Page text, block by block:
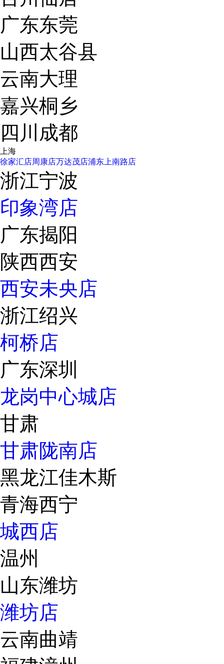
广东东莞
山西太谷县
云南大理
嘉兴桐乡
四川成都
上海
徐家汇店周康店万达茂店浦东上南路店
浙江宁波
印象湾店
广东揭阳
陕西西安
西安未央店
浙江绍兴
柯桥店
广东深圳
龙岗中心城店
甘肃
甘肃陇南店
黑龙江佳木斯
青海西宁
城西店
温州
山东潍坊
潍坊店
云南曲靖